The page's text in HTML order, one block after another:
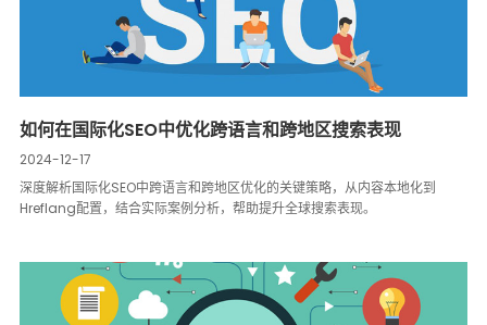
如何在国际化SEO中优化跨语言和跨地区搜索表现
2024-12-17
深度解析国际化SEO中跨语言和跨地区优化的关键策略，从内容本地化到
Hreflang配置，结合实际案例分析，帮助提升全球搜索表现。